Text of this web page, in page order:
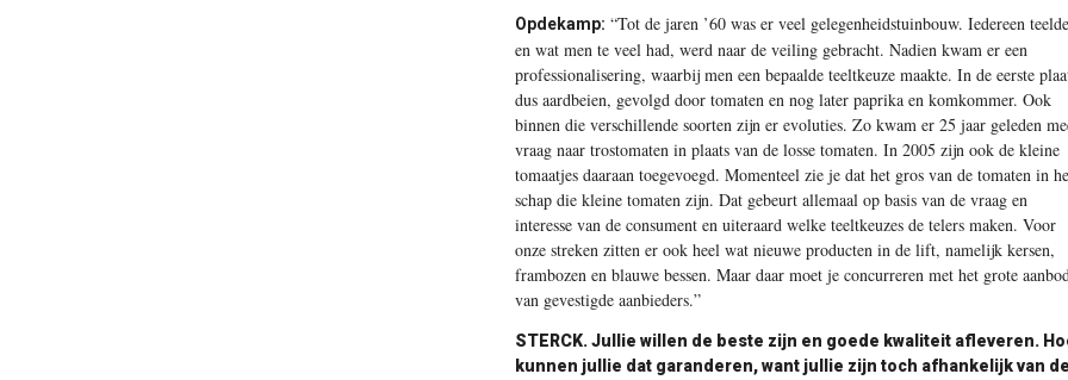
Opdekamp: “Tot de jaren ’60 was er veel gelegenheidstuinbouw. Iedereen teelde
en wat men te veel had, werd naar de veiling gebracht. Nadien kwam er een
professionalisering, waarbij men een bepaalde teeltkeuze maakte. In de eerste
dus aardbeien, gevolgd door ­tomaten en nog later paprika en komkommer. Ook
binnen die ­verschillende soorten zijn er evoluties. Zo kwam er 25 jaar geleden
vraag naar trostomaten in plaats van de losse tomaten. In 2005 zijn ook de kleine
tomaatjes daaraan toegevoegd. Momenteel zie je dat het gros van de tomaten in
schap die kleine tomaten zijn. Dat gebeurt allemaal op basis van de vraag en
interesse van de consument en uiteraard welke teeltkeuzes de telers maken. Voor
onze streken zitten er ook heel wat nieuwe producten in de lift, namelijk kersen,
frambozen en blauwe bessen. Maar daar moet je concurreren met het grote
van gevestigde aanbieders.”
STERCK. Jullie willen de beste zijn en goede kwaliteit afleveren.
kunnen jullie dat garanderen, want jullie zijn toch afhankelijk van